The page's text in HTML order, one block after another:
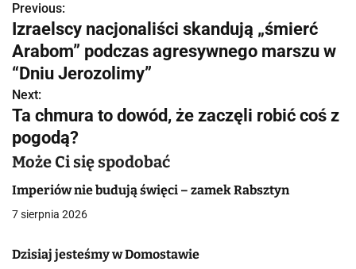
N
a
w
i
g
a
c
j
a
Previous:
Izraelscy nacjonaliści skandują „śmierć
Arabom” podczas agresywnego marszu w
“Dniu Jerozolimy”
Next:
Ta chmura to dowód, że zaczęli robić coś z
pogodą?
Może Ci się spodobać
Imperiów nie budują święci – zamek Rabsztyn
7 sierpnia 2026
Dzisiaj jesteśmy w Domostawie